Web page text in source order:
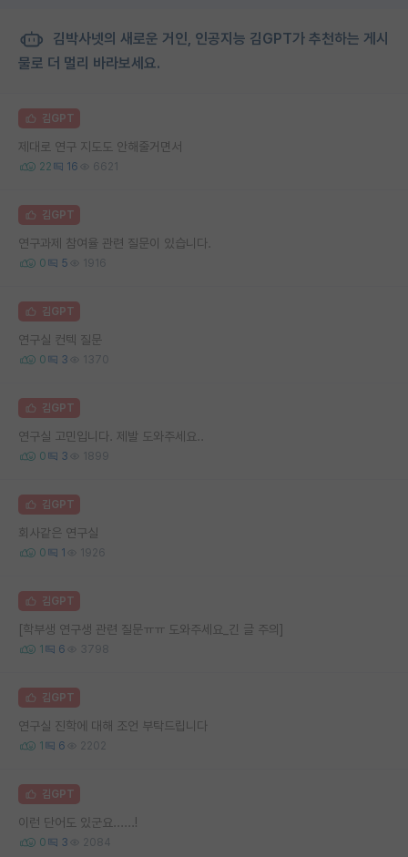
김박사넷의 새로운 거인, 인공지능 김GPT가 추천하는 게시
물로 더 멀리 바라보세요.
김GPT
제대로 연구 지도도 안해줄거면서
22 16 6621
김GPT
연구과제 참여율 관련 질문이 있습니다.
0 5 1916
김GPT
연구실 컨텍 질문
0 3 1370
김GPT
연구실 고민입니다. 제발 도와주세요..
0 3 1899
김GPT
회사같은 연구실
0 1 1926
김GPT
[학부생 연구생 관련 질문ㅠㅠ 도와주세요_긴 글 주의]
1 6 3798
김GPT
연구실 진학에 대해 조언 부탁드립니다
1 6 2202
김GPT
이런 단어도 있군요......!
0 3 2084